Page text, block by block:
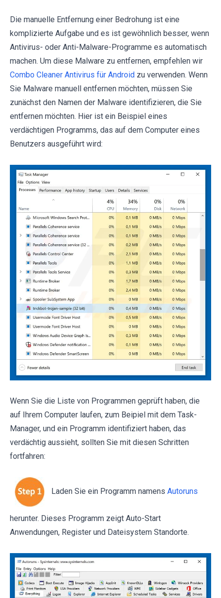
Die manuelle Entfernung einer Bedrohung ist eine
komplizierte Aufgabe und es ist gewöhnlich besser, wenn
Antivirus- oder Anti-Malware-Programme es automatisch
machen. Um diese Malware zu entfernen, empfehlen wir
Combo Cleaner Antivirus für Android zu verwenden. Wenn
Sie Malware manuell entfernen möchten, müssen Sie
zunächst den Namen der Malware identifizieren, die Sie
entfernen möchten. Hier ist ein Beispiel eines
verdächtigen Programms, das auf dem Computer eines
Benutzers ausgeführt wird:
Wenn Sie die Liste von Programmen geprüft haben, die
auf Ihrem Computer laufen, zum Beipiel mit dem Task-
Manager, und ein Programm identifiziert haben, das
verdächtig aussieht, sollten Sie mit diesen Schritten
fortfahren:
Laden Sie ein Programm namens Autoruns
herunter. Dieses Programm zeigt Auto-Start
Anwendungen, Register und Dateisystem Standorte.